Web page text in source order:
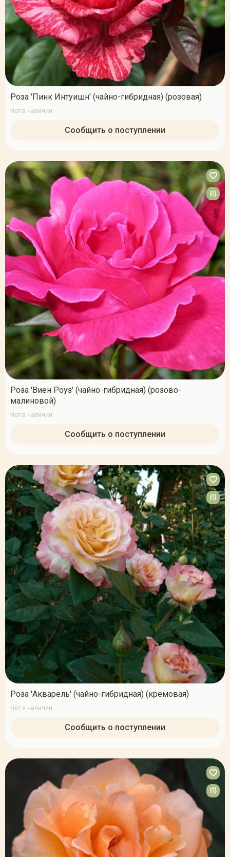
Роза 'Пинк Интуишн' (чайно-гибридная) (розовая)
Нет в наличии
Сообщить о поступлении
Роза 'Виен Роуз' (чайно-гибридная) (розово-
малиновой)
Нет в наличии
Сообщить о поступлении
Роза 'Акварель' (чайно-гибридная) (кремовая)
Нет в наличии
Сообщить о поступлении